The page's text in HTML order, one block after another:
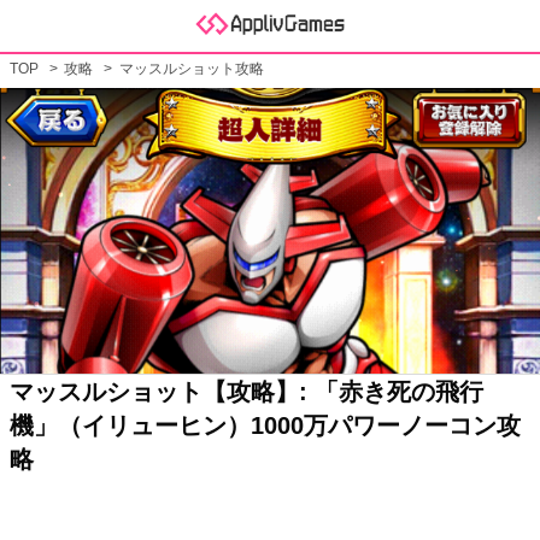
TOP 攻略 マッスルショット攻略
マッスルショット【攻略】: 「赤き死の飛行
機」（イリューヒン）1000万パワーノーコン攻
略